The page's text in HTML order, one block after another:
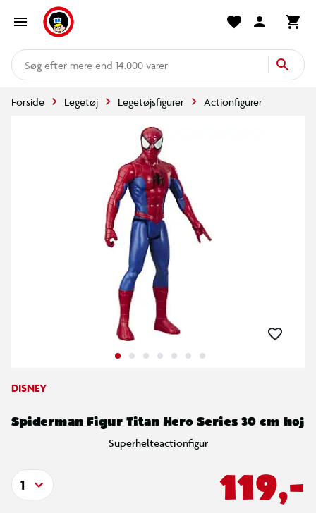
mere end 14.000 varer
Forside Legetøj Legetøjsfigurer Actionfigurer
DISNEY
Spiderman Figur Titan Hero Series 30 cm høj
Superhelteactionfigur
119,-
1